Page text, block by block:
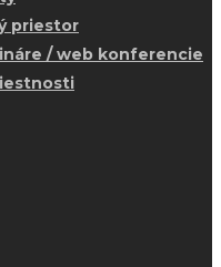
priestor
/ web konferencie